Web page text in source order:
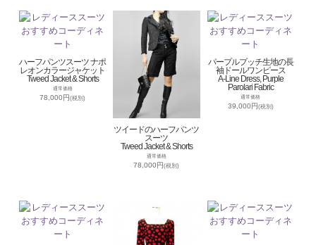
ハーフパンツスーツ ナポ
レオンカラージャケット
Tweed Jacket & Shorts
通常価格
78,000円(税別)
ツイードのハーフパンツ
スーツ
Tweed Jacket & Shorts
通常価格
78,000円(税別)
パープルプッチ生地の長
袖ドールワンピース
A-Line Dress, Purple
Parolari Fabric
通常価格
39,000円(税別)